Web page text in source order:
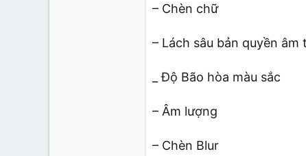
– Chèn chữ
– Lách sâu bản quyền âm
_ Độ Bão hòa màu sắc
– Âm lượng
– Chèn Blur